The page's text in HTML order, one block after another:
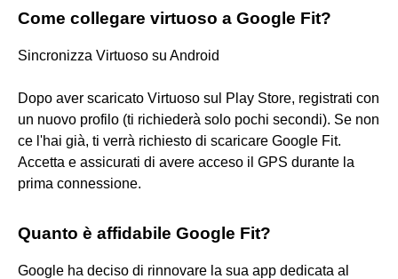
Come collegare virtuoso a Google Fit?
Sincronizza Virtuoso su Android
Dopo aver scaricato Virtuoso sul Play Store, registrati con
un nuovo profilo (ti richiederà solo pochi secondi). Se non
ce l'hai già, ti verrà richiesto di scaricare Google Fit.
Accetta e assicurati di avere acceso il GPS durante la
prima connessione.
Quanto è affidabile Google Fit?
Google ha deciso di rinnovare la sua app dedicata al